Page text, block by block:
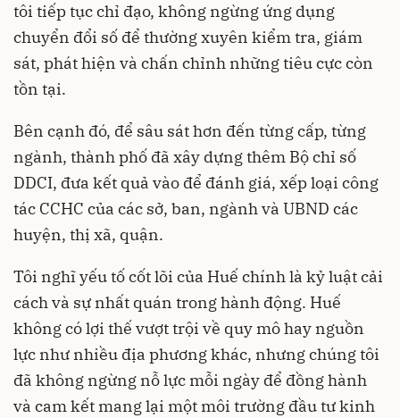
tôi tiếp tục chỉ đạo, không ngừng ứng dụng
chuyển đổi số để thường xuyên kiểm tra, giám
sát, phát hiện và chấn chỉnh những tiêu cực còn
tồn tại.
Bên cạnh đó, để sâu sát hơn đến từng cấp, từng
ngành, thành phố đã xây dựng thêm Bộ chỉ số
DDCI, đưa kết quả vào để đánh giá, xếp loại công
tác CCHC của các sở, ban, ngành và UBND các
huyện, thị xã, quận.
Tôi nghĩ yếu tố cốt lõi của Huế chính là kỷ luật cải
cách và sự nhất quán trong hành động. Huế
không có lợi thế vượt trội về quy mô hay nguồn
lực như nhiều địa phương khác, nhưng chúng tôi
đã không ngừng nỗ lực mỗi ngày để đồng hành
và cam kết mang lại một môi trường đầu tư kinh